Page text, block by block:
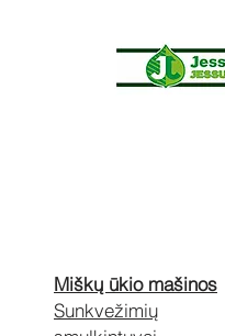
Miškų ūkio mašinos
Sunkvežimių